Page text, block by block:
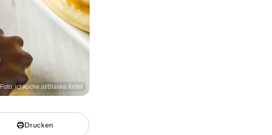
Foto: ichkoche.at/Blanka Kefer
Drucken